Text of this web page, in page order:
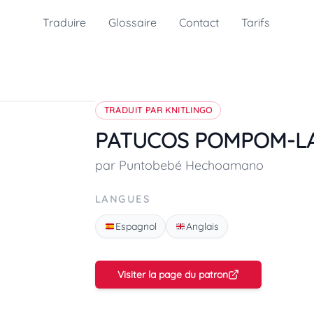
Traduire Glossaire Contact Tarifs
TRADUIT PAR KNITLINGO
PATUCOS POMPOM-
par Puntobebé Hechoamano
LANGUES
Espagnol Anglais
Visiter la page du patron